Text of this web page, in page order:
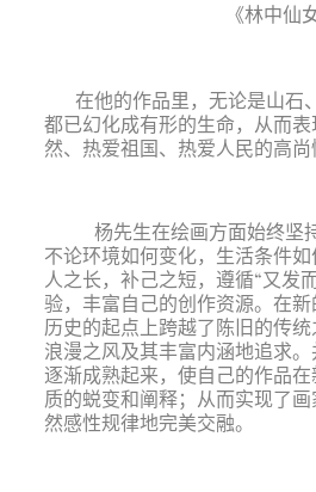
《林中仙
在他的作品里，无论是山石
都已幻化成有形的生命，从而
然、热爱祖国、热爱人民的高尚
杨先生在绘画方面始终坚
不论环境如何变化，生活条件
人之长，补己之短，遵循“又发
验，丰富自己的创作资源。在
历史的起点上跨越了陈旧的传
浪漫之风及其丰富内涵地追求
逐渐成熟起来，使自己的作品
质的蜕变和阐释；从而实现了
然感性规律地完美交融。